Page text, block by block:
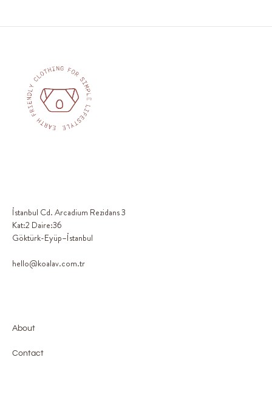
İstanbul Cd. Arcadium Rezidans 3
Kat:2 Daire:36
Göktürk-Eyüp–İstanbul
hello@koalav.com.tr
About
Contact